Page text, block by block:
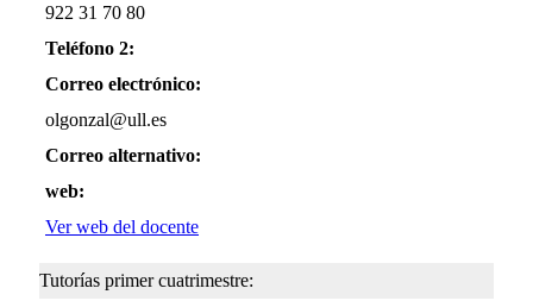
922 31 70 80
Teléfono 2:
Correo electrónico:
olgonzal@ull.es
Correo alternativo:
web:
Ver web del docente
Tutorías primer cuatrimestre: